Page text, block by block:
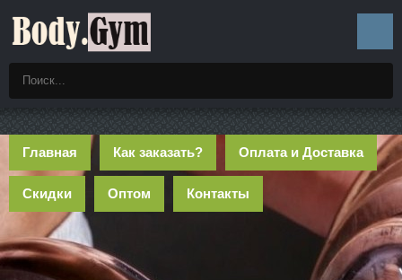
Главная Как заказать? Оплата и Доставка
Скидки Оптом Контакты